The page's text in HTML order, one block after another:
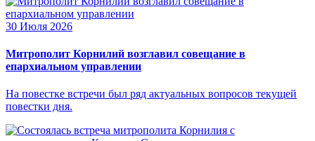
30 Июля 2026
Митрополит Корнилий возглавил совещание в
епархиальном управлении
На повестке встречи был ряд актуальных вопросов текущей
повестки дня.